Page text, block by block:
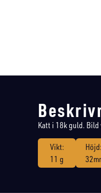
Katt i 18k guld.
Vikt:
11 g
Höjd: